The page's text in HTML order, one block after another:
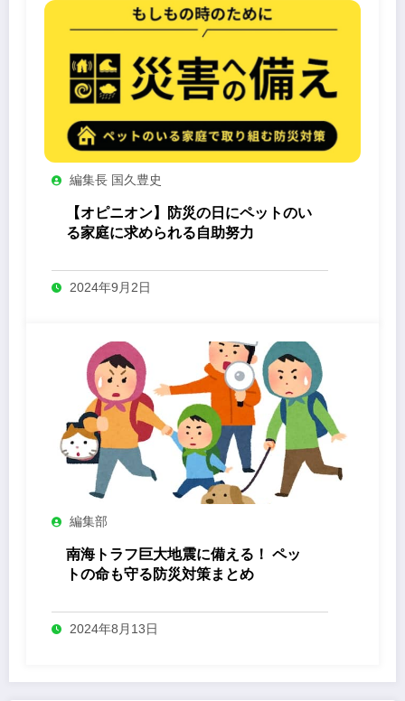
編集長 国久豊史
【オピニオン】防災の日にペットのい
る家庭に求められる自助努力
2024年9月2日
編集部
南海トラフ巨大地震に備える！ ペッ
トの命も守る防災対策まとめ
2024年8月13日